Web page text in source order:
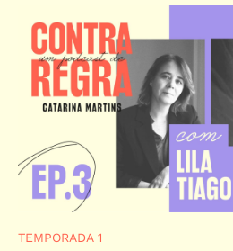
TEMPORADA 1